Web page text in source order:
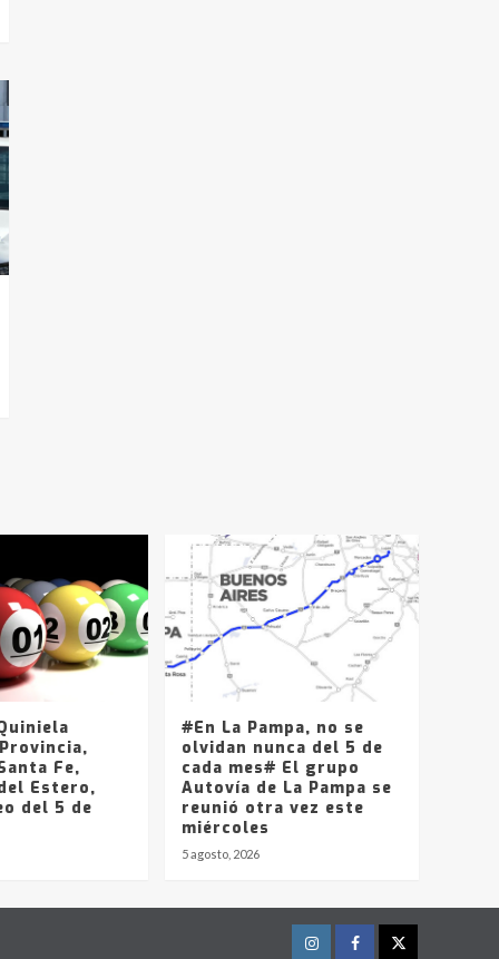
Fe,
Estero,
del 5 de
#En La Pampa, no se
olvidan nunca del 5 de
cada mes# El grupo
Autovía de La Pampa se
reunió otra vez este
miércoles
5 agosto, 2026
InstagramFacebookTwitter